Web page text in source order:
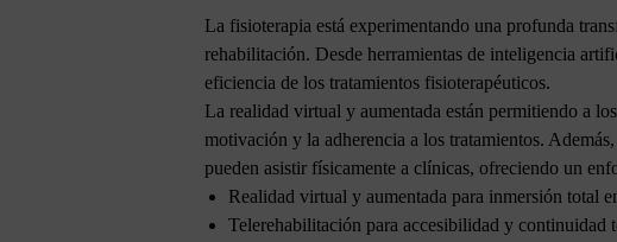
La fisioterapia está experimentando una profunda
rehabilitación. Desde herramientas de inteligencia
eficiencia de los tratamientos fisioterapéuticos.
La realidad virtual y aumentada están permitiendo a
motivación y la adherencia a los tratamientos.
pueden asistir físicamente a clínicas, ofreciendo un
Realidad virtual y aumentada para inmersión total
Telerehabilitación para accesibilidad y continuidad